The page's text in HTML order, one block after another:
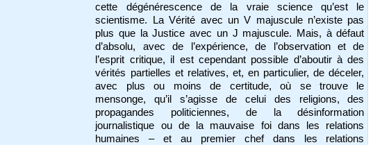
cette dégénérescence de la vraie science qu’est le
scientisme. La Vérité avec un V majuscule n’existe pas
plus que la Justice avec un J majuscule. Mais, à défaut
d’absolu, avec de l’expérience, de l’observation et de
l’esprit critique, il est cependant possible d’aboutir à des
vérités partielles et relatives, et, en particulier, de déceler,
avec plus ou moins de certitude, où se trouve le
mensonge, qu’il s’agisse de celui des religions, des
propagandes politiciennes, de la désinformation
journalistique ou de la mauvaise foi dans les relations
humaines – et au premier chef dans les relations